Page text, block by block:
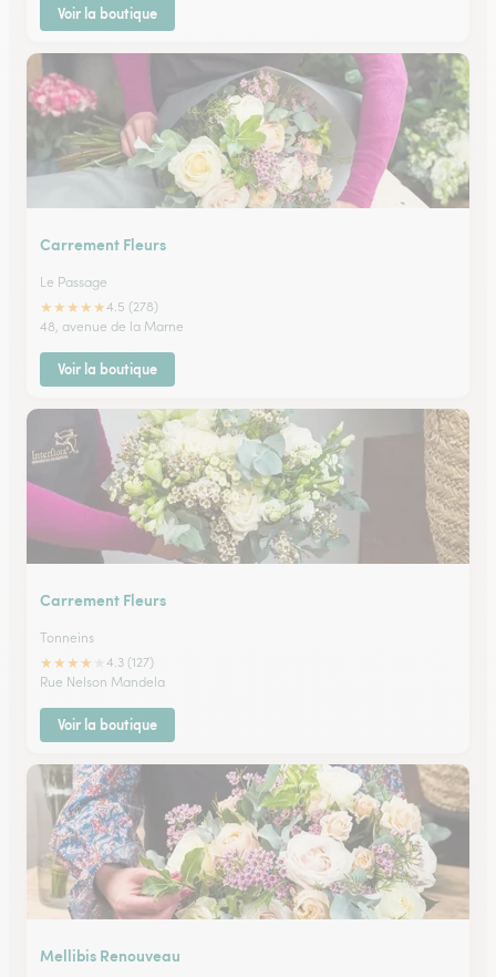
Voir la boutique
Carrement Fleurs
Le Passage
★★★★★4.5 (278)
48, avenue de la Marne
Voir la boutique
Carrement Fleurs
Tonneins
★★★★
4.3 (127)
Rue Nelson Mandela
Voir la boutique
Mellibis Renouveau